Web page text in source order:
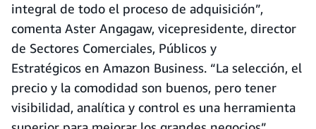
integral de todo el proceso de adquisición”,
comenta Aster Angagaw, vicepresidente, director
de Sectores Comerciales, Públicos y
Estratégicos en Amazon Business. “La selección, el
precio y la comodidad son buenos, pero tener
visibilidad, analítica y control es una herramienta